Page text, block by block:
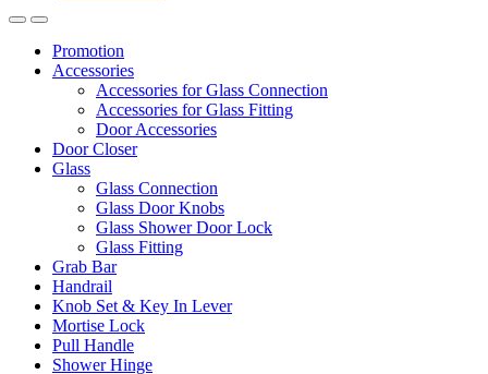
Promotion
Accessories
Accessories for Glass Connection
Accessories for Glass Fitting
Door Accessories
Door Closer
Glass
Glass Connection
Glass Door Knobs
Glass Shower Door Lock
Glass Fitting
Grab Bar
Handrail
Knob Set & Key In Lever
Mortise Lock
Pull Handle
Shower Hinge